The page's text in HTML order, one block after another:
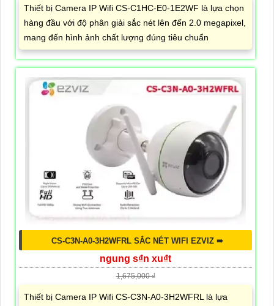
Thiết bị Camera IP Wifi CS-C1HC-E0-1E2WF là lựa chọn
hàng đầu với độ phân giải sắc nét lên đến 2.0 megapixel,
mang đến hình ảnh chất lượng đúng tiêu chuẩn
CS-C3N-A0-3H2WFRL SẮC NÉT WIFI EZVIZ ➠
ngung s₫n xu₫t
1,675,000 ₫
Thiết bị Camera IP Wifi CS-C3N-A0-3H2WFRL là lựa